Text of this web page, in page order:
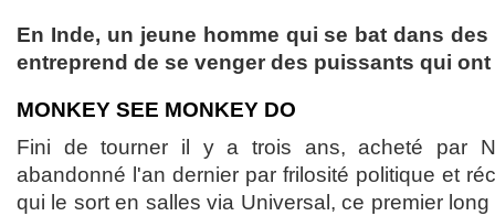
En Inde, un jeune homme qui se bat dans
entreprend de se venger des puissants qui ont
MONKEY SEE MONKEY DO
Fini de tourner il y a trois ans, acheté par
abandonné l'an dernier par frilosité politique et
qui le sort en salles via Universal, ce premier